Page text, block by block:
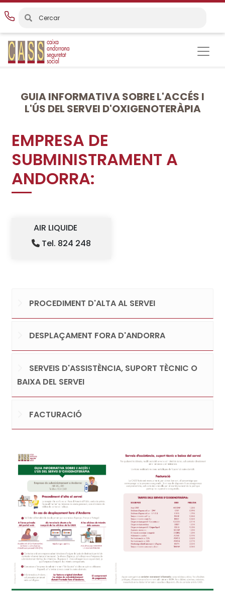
Vés
al
contingut
GUIA INFORMATIVA SOBRE L'ACCÉS I
L'ÚS DEL SERVEI D'OXIGENOTERÀPIA
EMPRESA DE
SUBMINISTRAMENT A
ANDORRA:
AIR LIQUIDE
Tel. 824 248
PROCEDIMENT D'ALTA AL SERVEI
DESPLAÇAMENT FORA D'ANDORRA
SERVEIS D'ASSISTÈNCIA, SUPORT TÈCNIC O
BAIXA DEL SERVEI
FACTURACIÓ